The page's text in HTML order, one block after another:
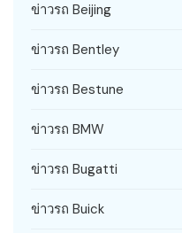
ข่าวรถ Beijing
ข่าวรถ Bentley
ข่าวรถ Bestune
ข่าวรถ BMW
ข่าวรถ Bugatti
ข่าวรถ Buick